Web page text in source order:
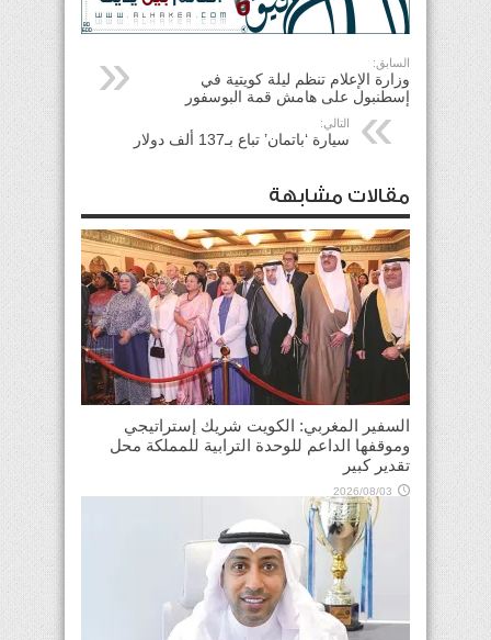
السابق:
وزارة الإعلام تنظم ليلة كويتية في
إسطنبول على هامش قمة البوسفور
التالي:
سيارة ‘باتمان’ تباع بـ137 ألف دولار
مقالات مشابهة
السفير المغربي: الكويت شريك إستراتيجي
وموقفها الداعم للوحدة الترابية للمملكة محل
تقدير كبير
2026/08/03